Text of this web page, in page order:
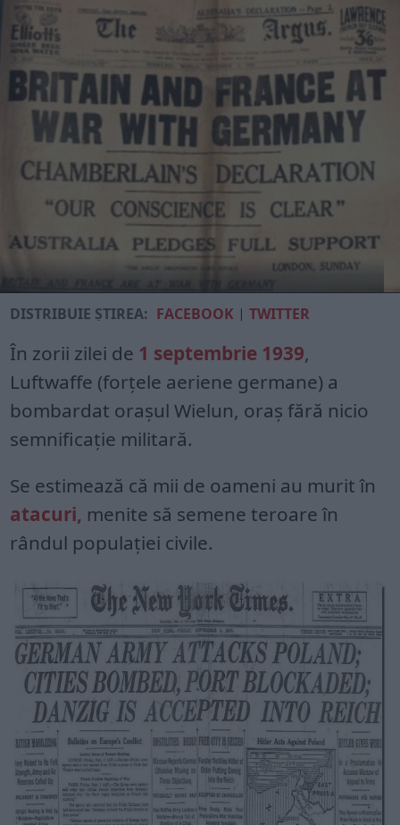
DISTRIBUIE ȘTIREA: FACEBOOK |TWITTER
În zorii zilei de 1 septembrie 1939,
Luftwaffe (forțele aeriene germane) a
bombardat orașul Wielun, oraș fără nicio
semnificație militară.
Se estimează că mii de oameni au murit în
atacuri, menite să semene teroare în
rândul populației civile.